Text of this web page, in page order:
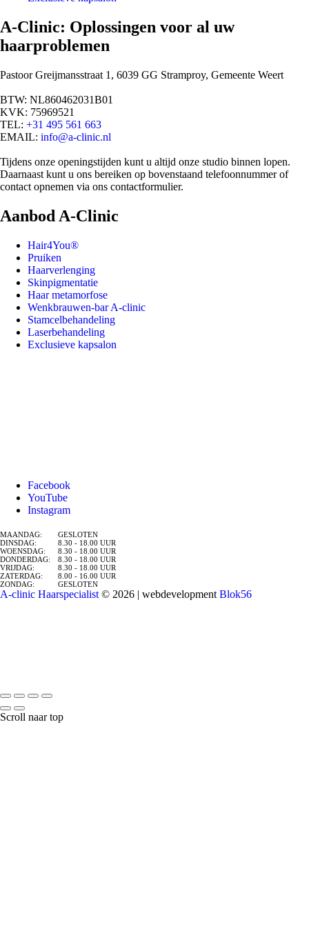
A-Clinic: Oplossingen voor al uw
haarproblemen
Pastoor Greijmansstraat 1, 6039 GG Stramproy, Gemeente Weert
BTW: NL860462031B01
KVK: 75969521
TEL: +31 495 561 663
EMAIL: info@a-clinic.nl
Tijdens onze openingstijden kunt u altijd onze studio binnen lopen.
Daarnaast kunt u ons bereiken op bovenstaand telefoonnummer of
contact opnemen via ons contactformulier.
Aanbod A-Clinic
Hair4You®
Pruiken
Haarverlenging
Skinpigmentatie
Haar metamorfose
Wenkbrauwen-bar A-clinic
Stamcelbehandeling
Laserbehandeling
Exclusieve kapsalon
Facebook
YouTube
Instagram
MAANDAG:
GESLOTEN
DINSDAG:
8.30 - 18.00 UUR
WOENSDAG:
8.30 - 18.00 UUR
DONDERDAG:
8.30 - 18.00 UUR
VRIJDAG:
8.30 - 18.00 UUR
ZATERDAG:
8.00 - 16.00 UUR
ZONDAG:
GESLOTEN
A-clinic Haarspecialist © 2026 | webdevelopment Blok56
Scroll naar top